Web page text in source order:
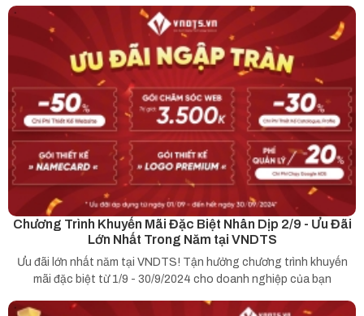
Chương Trình Khuyến Mãi Đặc Biệt Nhân Dịp 2/9 - Ưu Đãi
Lớn Nhất Trong Năm tại VNDTS
Ưu đãi lớn nhất năm tại VNDTS! Tận hưởng chương trình khuyến
mãi đặc biệt từ 1/9 - 30/9/2024 cho doanh nghiệp của bạn